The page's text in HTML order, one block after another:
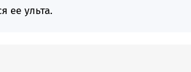
ее ульта.